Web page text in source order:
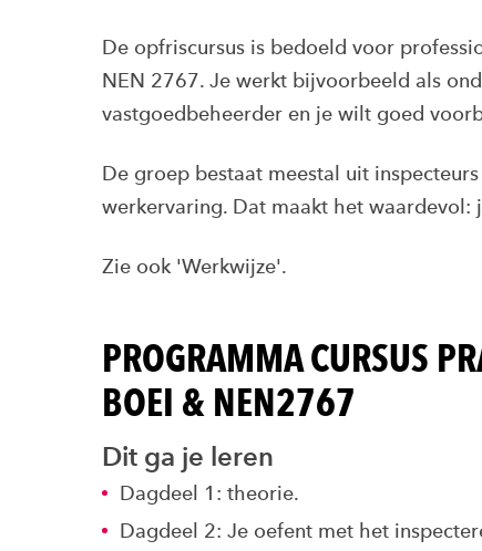
De opfriscursus is bedoeld voor
NEN 2767. Je werkt bijvoorbeeld als
vastgoedbeheerder en je wilt goed
De groep bestaat meestal uit
werkervaring. Dat maakt het waardevol:
Zie ook 'Werkwijze'.
PROGRAMMA CURSUS
BOEI & NEN2767
Dit ga je leren
Dagdeel 1: theorie.
Dagdeel 2: Je oefent met het